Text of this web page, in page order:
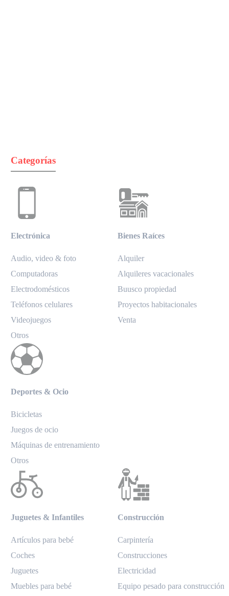
Categorías
Electrónica
Audio, video & foto
Computadoras
Electrodomésticos
Teléfonos celulares
Videojuegos
Otros
Bienes Raíces
Alquiler
Alquileres vacacionales
Buusco propiedad
Proyectos habitacionales
Venta
Deportes & Ocio
Bicicletas
Juegos de ocio
Máquinas de entrenamiento
Otros
Juguetes & Infantiles
Artículos para bebé
Coches
Juguetes
Muebles para bebé
Construcción
Carpintería
Construcciones
Electricidad
Equipo pesado para construcción